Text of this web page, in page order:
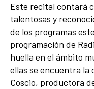
Este recital contará
talentosas y
de los programas
programación de
huella en el ámbito
ellas se encuentra la
Coscio, productora